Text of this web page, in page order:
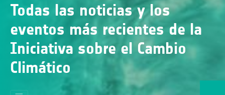
Todas las noticias y los
eventos más recientes de la
Iniciativa sobre el Cambio
Climático